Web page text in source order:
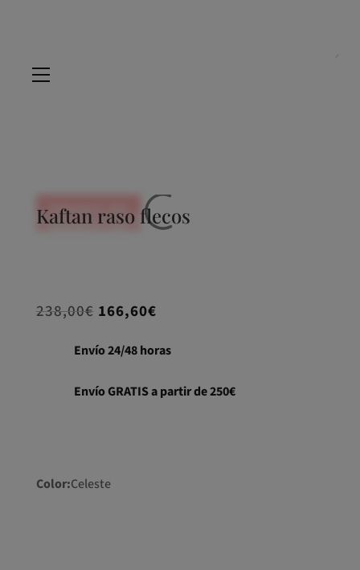
REBAJADO -30%
REBAJADO -30%
REBAJADO -30%
REBAJADO -30%
Kaftan raso flecos
238,00€ El
original
238,00€.
166,60€El
actual
166,60€.
Envío 24/48 horas
Envío GRATIS a partir de 250€
Color:Celeste